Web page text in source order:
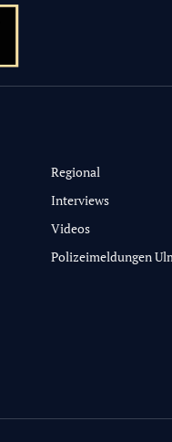
Regional
Interviews
Videos
Polizeimeldungen